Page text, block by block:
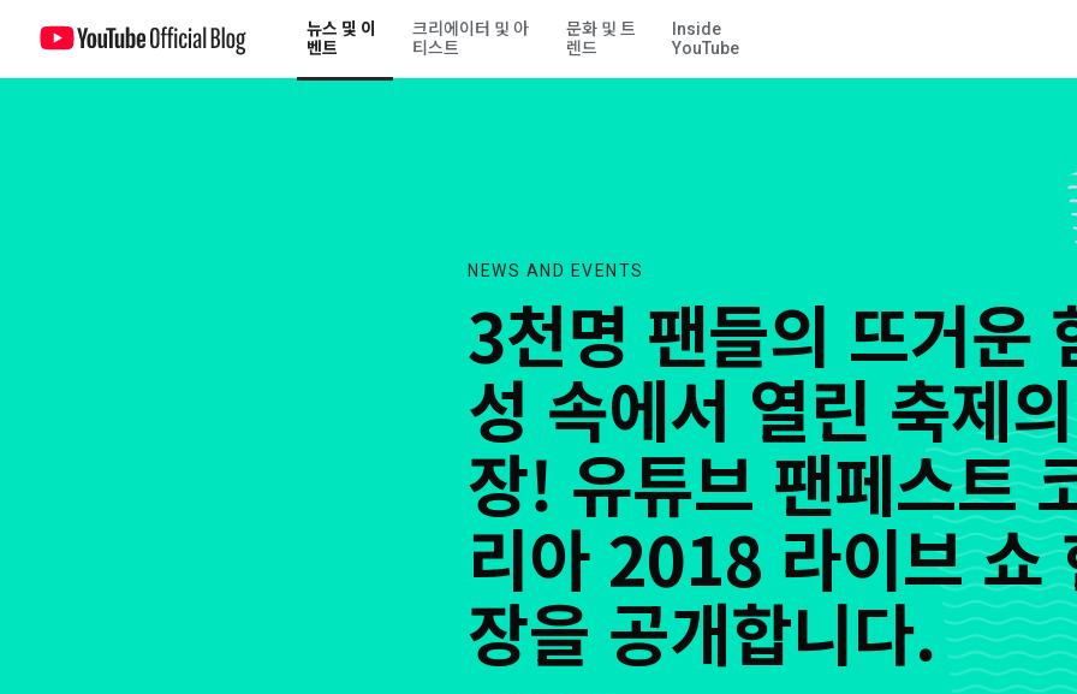
뉴스 및 이
벤트
크리에이터 및 아
티스트
문화 및 트
렌드
Inside
YouTube
3천명 팬들의 뜨거운 함성 속에서 열린 축제의 장! 유튜브 팬페스트 코리아 2018 라이브 쇼 현장을 공개합니다.
NEWS AND EVENTS
3천명 팬들의 뜨거운
성 속에서 열린 축제의
장! 유튜브 팬페스트
리아 2018 라이브 쇼
장을 공개합니다.